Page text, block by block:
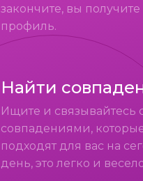
закончите, вы
профиль.
Найти
Ищите и связывайтесь
совпадениями,
подходят для вас на
день, это легко и